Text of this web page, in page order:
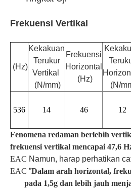
Frekuensi Vertikal
(Hz)
Kekakuan
Terukur
Vertikal
(N/mm)
Frekuensi
Horizontal
(Hz)
(N/
536 14 46 12
Fenomena redaman berlebih
frekuensi vertikal mencapai 47,6
EAC Namun, harap perhatikan
EAC ”Dalam arah horizontal,
pada 1,5g dan lebih jauh